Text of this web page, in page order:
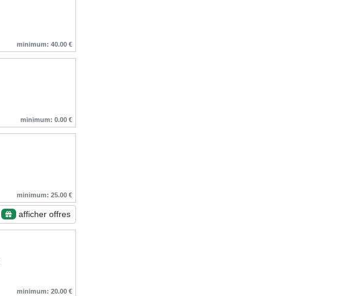
minimum: 40.00 €
minimum: 0.00 €
minimum: 25.00 €
afficher offres
minimum: 20.00 €